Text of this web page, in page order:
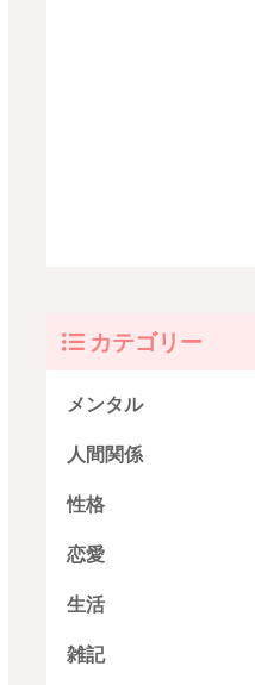
カテゴリー
メンタル
人間関係
性格
恋愛
生活
雑記